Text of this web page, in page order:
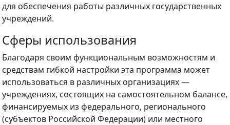
для обеспечения работы различных государственных
учреждений.
Сферы использования
Благодаря своим функциональным возможностям и
средствам гибкой настройки эта программа может
использоваться в различных организациях —
учреждениях, состоящих на самостоятельном балансе,
финансируемых из федерального, регионального
(субъектов Российской Федерации) или местного